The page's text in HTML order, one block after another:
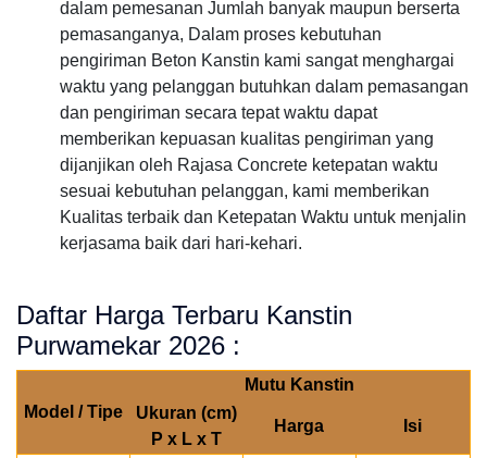
dalam pemesanan Jumlah banyak maupun berserta
pemasanganya, Dalam proses kebutuhan
pengiriman Beton Kanstin kami sangat menghargai
waktu yang pelanggan butuhkan dalam pemasangan
dan pengiriman secara tepat waktu dapat
memberikan kepuasan kualitas pengiriman yang
dijanjikan oleh Rajasa Concrete ketepatan waktu
sesuai kebutuhan pelanggan, kami memberikan
Kualitas terbaik dan Ketepatan Waktu untuk menjalin
kerjasama baik dari hari-kehari.
Daftar Harga Terbaru Kanstin
Purwamekar 2026 :
Model / Tipe
Mutu Kanstin
Ukuran (cm)
P x L x T
Harga Isi